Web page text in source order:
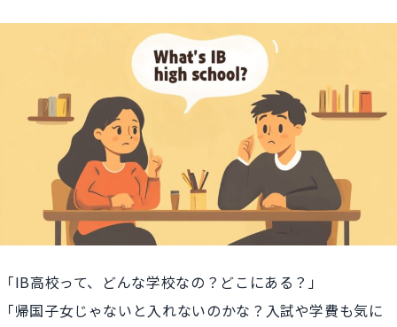
「IB高校って、どんな学校なの？どこにある？」
「帰国子女じゃないと入れないのかな？入試や学費も気に